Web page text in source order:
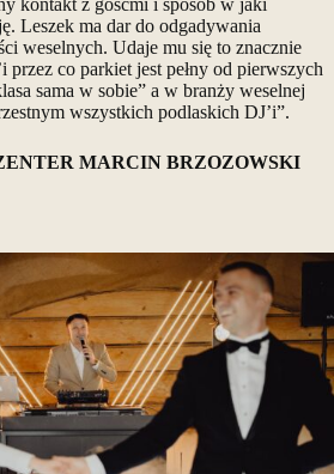
kontakt z gośćmi i sposób w jaki
Leszek ma dar do odgadywania
weselnych. Udaje mu się to znacznie
przez co parkiet jest pełny od pierwszych
sama w sobie” a w branży weselnej
wszystkich podlaskich DJ’i”.
MARCIN BRZOZOWSKI